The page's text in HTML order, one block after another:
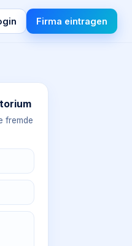
Firma eintragen
fremde